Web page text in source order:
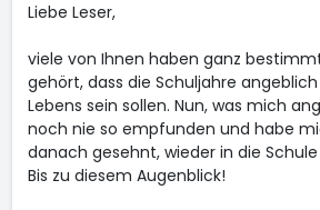
Liebe Leser,
viele von Ihnen haben ganz
gehört, dass die Schuljahre
Lebens sein sollen. Nun, was mich
noch nie so empfunden und habe
danach gesehnt, wieder in die
Bis zu diesem Augenblick!